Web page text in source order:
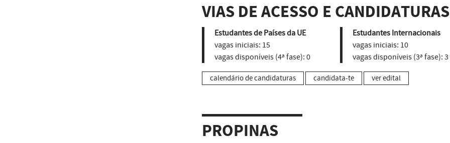
VIAS DE ACESSO E CANDIDATURAS
Estudantes de Países da UE
vagas iniciais: 15
vagas disponíveis (4ª fase): 0
Estudantes Internacionais
vagas iniciais: 10
vagas disponíveis (3ª fase): 3
calendário de candidaturas candidata-te ver edital
PROPINAS